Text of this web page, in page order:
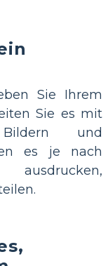
Sie Ihrem
Sie es mit
Bildern und
es je nach